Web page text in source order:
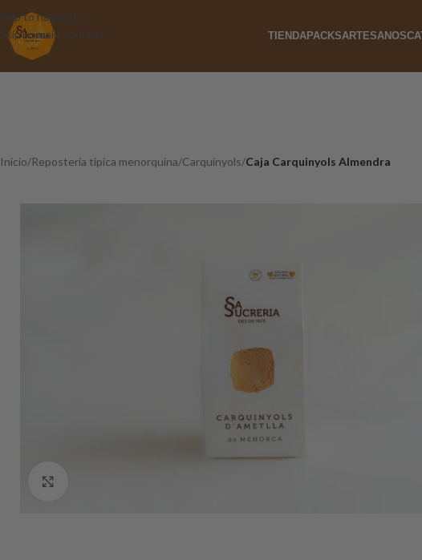
Skip to navigation
Skip to main content
TIENDA PACKSARTESANOS
Inicio/Reposteria típica menorquina/Carquinyols/Caja Carquinyols Almendra